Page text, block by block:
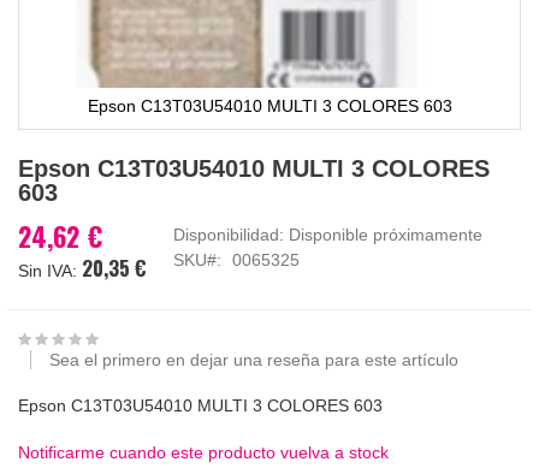
Epson C13T03U54010 MULTI 3 COLORES 603
al
comienzo
la
galería
Epson C13T03U54010 MULTI 3 COLORES
603
24,62 €
20,35 €
Disponibilidad: Disponible próximamente
SKU
0065325
Sea el primero en dejar una reseña para este artículo
Epson C13T03U54010 MULTI 3 COLORES 603
Notificarme cuando este producto vuelva a stock